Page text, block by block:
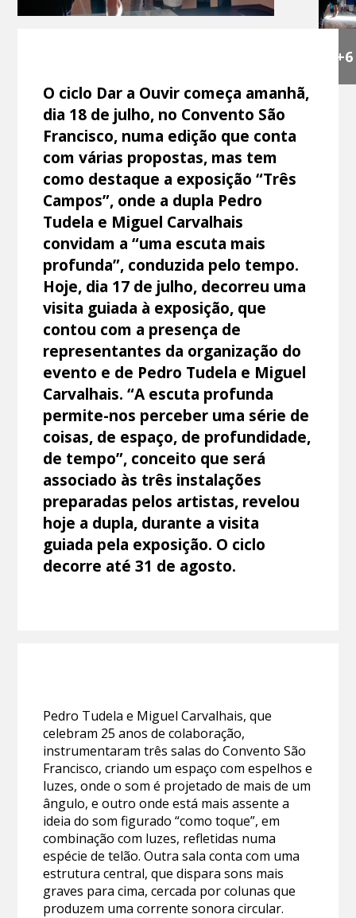
+6
O ciclo Dar a Ouvir começa amanhã,
dia 18 de julho, no Convento São
Francisco, numa edição que conta
com várias propostas, mas tem
como destaque a exposição “Três
Campos”, onde a dupla Pedro
Tudela e Miguel Carvalhais
convidam a “uma escuta mais
profunda”, conduzida pelo tempo.
Hoje, dia 17 de julho, decorreu uma
visita guiada à exposição, que
contou com a presença de
representantes da organização do
evento e de Pedro Tudela e Miguel
Carvalhais. “A escuta profunda
permite-nos perceber uma série de
coisas, de espaço, de profundidade,
de tempo”, conceito que será
associado às três instalações
preparadas pelos artistas, revelou
hoje a dupla, durante a visita
guiada pela exposição. O ciclo
decorre até 31 de agosto.
Pedro Tudela e Miguel Carvalhais, que
celebram 25 anos de colaboração,
instrumentaram três salas do Convento São
Francisco, criando um espaço com espelhos e
luzes, onde o som é projetado de mais de um
ângulo, e outro onde está mais assente a
ideia do som figurado “como toque”, em
combinação com luzes, refletidas numa
espécie de telão. Outra sala conta com uma
estrutura central, que dispara sons mais
graves para cima, cercada por colunas que
produzem uma corrente sonora circular.